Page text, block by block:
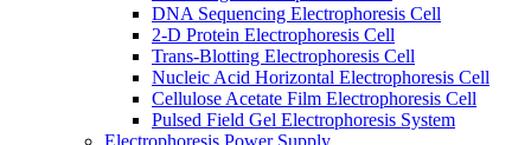
DNA Sequencing Electrophoresis Cell
2-D Protein Electrophoresis Cell
Trans-Blotting Electrophoresis Cell
Nucleic Acid Horizontal Electrophoresis Cell
Cellulose Acetate Film Electrophoresis Cell
Pulsed Field Gel Electrophoresis System
Electrophoresis Power Supply